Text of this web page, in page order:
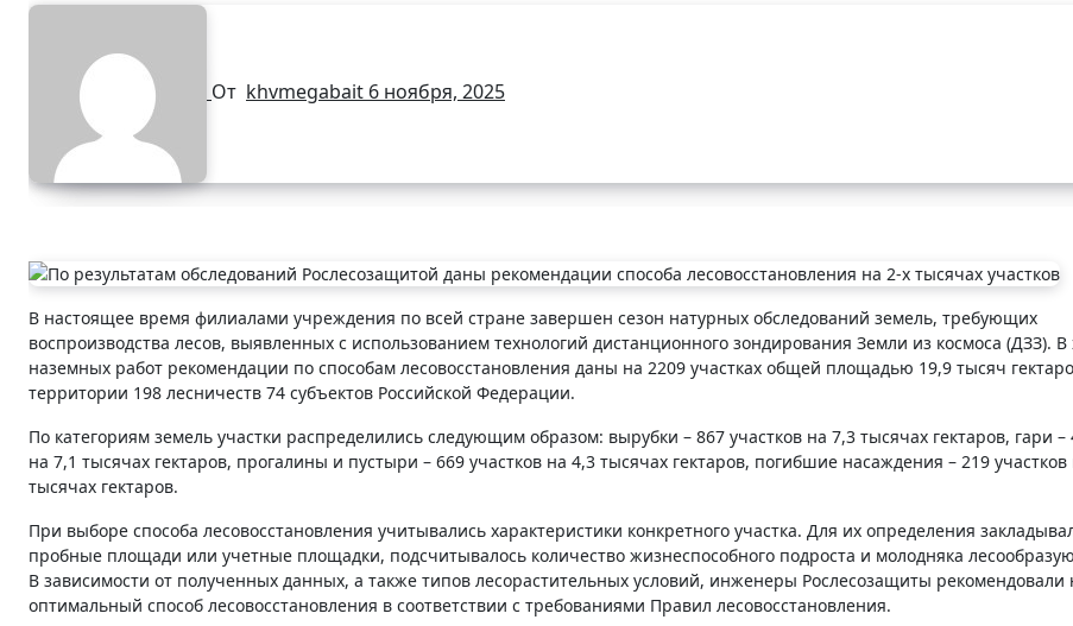
От khvmegabait 6 ноября, 2025
В настоящее время филиалами учреждения по всей стране завершен сезон натурных обследований земель, требующих
воспроизводства лесов, выявленных с использованием технологий дистанционного зондирования Земли из космоса (ДЗЗ). В
наземных работ рекомендации по способам лесовосстановления даны на 2209 участках общей площадью 19,9 тысяч
территории 198 лесничеств 74 субъектов Российской Федерации.
По категориям земель участки распределились следующим образом: вырубки – 867 участков на 7,3 тысячах гектаров, гари –
на 7,1 тысячах гектаров, прогалины и пустыри – 669 участков на 4,3 тысячах гектаров, погибшие насаждения – 219 участков
тысячах гектаров.
При выборе способа лесовосстановления учитывались характеристики конкретного участка. Для их определения
пробные площади или учетные площадки, подсчитывалось количество жизнеспособного подроста и молодняка
В зависимости от полученных данных, а также типов лесорастительных условий, инженеры Рослесозащиты рекомендовали
оптимальный способ лесовосстановления в соответствии с требованиями Правил лесовосстановления.